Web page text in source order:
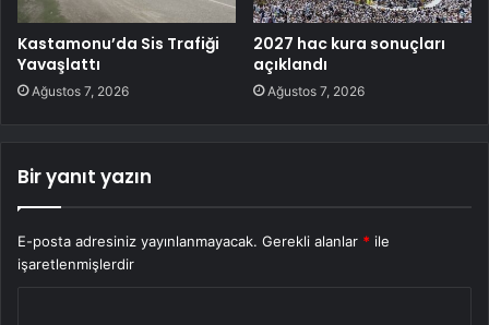
Kastamonu’da Sis Trafiği
Yavaşlattı
Ağustos 7, 2026
2027 hac kura sonuçları
açıklandı
Ağustos 7, 2026
Bir yanıt yazın
E-posta adresiniz yayınlanmayacak. Gerekli alanlar * ile
işaretlenmişlerdir